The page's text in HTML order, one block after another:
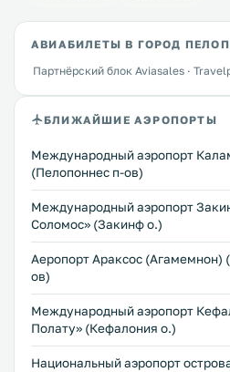
АВИАБИЛЕТЫ В ГОРОД
Партнёрский блок Aviasales ·
БЛИЖАЙШИЕ АЭРОПОРТЫ
Международный аэропорт
(Пелопоннес п-ов)
Международный аэропорт
Соломос» (Закинф о.)
Аеропорт Араксос (Агамемнон)
ов)
Международный аэропорт
Полату» (Кефалония о.)
Национальный аэропорт